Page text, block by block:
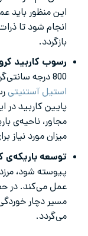
این منظور باید
انجام شود تا
بازگردد.
رسوب کاربید
800 درجه سانتی‌گراد، کاربیدهای کروم (Cr₂₃C₆) در مرزدانه‌های
استیل آستنیتی
پایین کاربید در
میزان مورد نیاز
توسعه باریکه‌ی
پیوسته شود،
عمل می‌کند. در
مسیر دچار
می‌گردد.